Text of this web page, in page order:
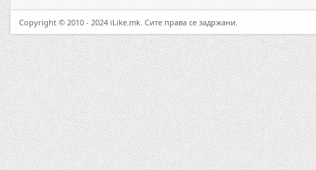
Copyright © 2010 - 2024 iLike.mk. Сите права се задржани.